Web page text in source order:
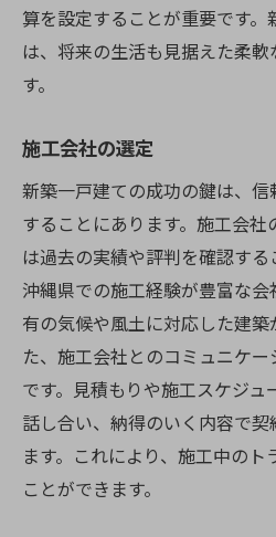
算を設定することが重要です
は、将来の生活も見据えた柔
す。
施工会社の選定
新築一戸建ての成功の鍵は、
することにあります。施工会
は過去の実績や評判を確認する
沖縄県での施工経験が豊富な
有の気候や風土に対応した建築
た、施工会社とのコミュニケ
です。見積もりや施工スケジュ
話し合い、納得のいく内容で
ます。これにより、施工中の
ことができます。